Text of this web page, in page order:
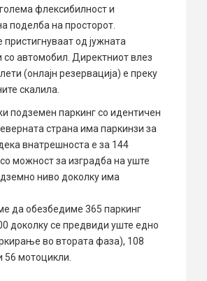
флексибилност и
поделба на просторот.
пристигнуваат од јужната
со автомобил. Директниот влез
(онлајн резервација) е преку
скалила.
подземен паркинг со идентичен
страна има паркинзи за
внатрешноста е за 144
можност за изградба на уште
ниво доколку има
да обезбедиме 365 паркинг
доколку се предвиди уште едно
во втората фаза), 108
56 мотоцикли.